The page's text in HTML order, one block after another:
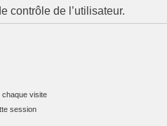
contrôle de l’utilisateur.
chaque visite
session